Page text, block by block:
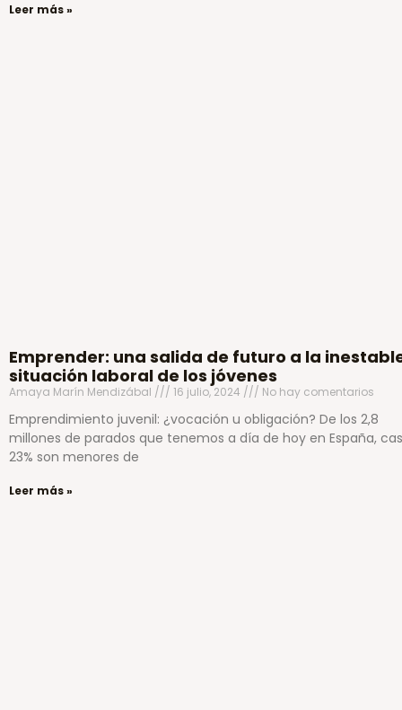
Leer más »
Emprender: una salida de futuro a la
situación laboral de los jóvenes
Amaya Marín Mendizábal 16 julio, 2024 No hay comentarios
Emprendimiento juvenil: ¿vocación u obligación? De los 2,8
millones de parados que tenemos a día de hoy en España,
23% son menores de
Leer más »